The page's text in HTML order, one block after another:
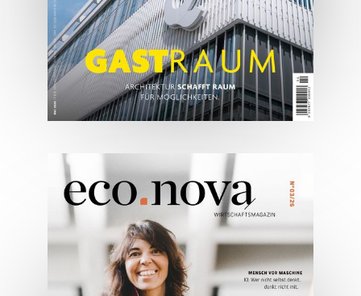
05/2026
Spezial: Architektur &
Lifestyle Mai 2026